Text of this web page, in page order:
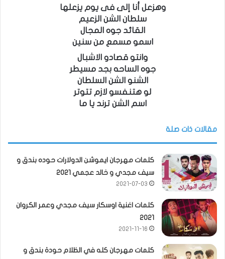
وهزعل أنا إلى فى يوم يزعلها
سلطان الشن الزعيم
القائد جوه المجال
اسمو مسمع من سنين
وانتو قصادو الاشبال
جوه الساحه بجد مسيطر
الشنو الشن السلطان
لو هتنفسو لازم تتوتر
اسم الشن ترند يا ما
مقالات ذات صلة
كلمات مهرجان ايموشن الدولارات حوده بندق و
سيف مجدي و خالد عجمي 2021
2021-07-03
كلمات اغنية اوسكار سيف مجدي وعمر الكروان
2021
2021-11-16
كلمات مهرجان كله في الظلام حودة بندق و